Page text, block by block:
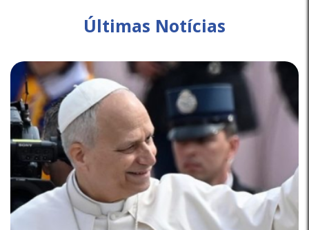
Últimas Notícias